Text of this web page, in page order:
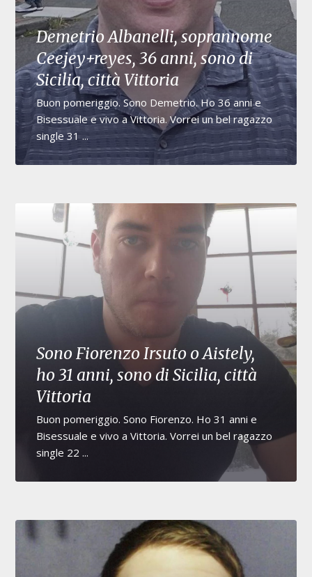
Demetrio Albanelli, soprannome
Ceejey+reyes, 36 anni, sono di
Sicilia, città Vittoria
Buon pomeriggio. Sono Demetrio. Ho 36 anni e
Bisessuale e vivo a Vittoria. Vorrei un bel ragazzo
single 31 ...
Sono Fiorenzo Irsuto o Aistely,
ho 31 anni, sono di Sicilia, città
Vittoria
Buon pomeriggio. Sono Fiorenzo. Ho 31 anni e
Bisessuale e vivo a Vittoria. Vorrei un bel ragazzo
single 22 ...